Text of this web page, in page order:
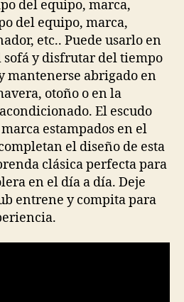
del equipo, marca,
del equipo, marca,
etc.. Puede usarlo en
sofá y disfrutar del tiempo
mantenerse abrigado en
otoño o en la
El escudo
estampados en el
el diseño de esta
clásica perfecta para
en el día a día. Deje
entrene y compita para